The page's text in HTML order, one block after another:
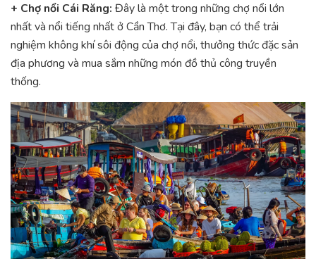
+ Chợ nổi Cái Răng: Đây là một trong những chợ nổi lớn
nhất và nổi tiếng nhất ở Cần Thơ. Tại đây, bạn có thể trải
nghiệm không khí sôi động của chợ nổi, thưởng thức đặc sản
địa phương và mua sắm những món đồ thủ công truyền
thống.